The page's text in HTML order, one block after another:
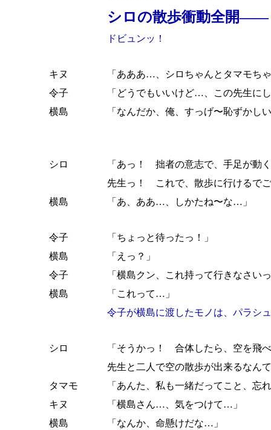
シロの散歩衝動全開――
ドビュンッ！
キヌ
「あああ…、シロちゃんとタマモち
令子
「どうでもいいけど…、この先生
横島
「なんだか、俺、すっげ〜恥ずかし
シロ
「あっ！ 拙者の意志で、手足が動
先生っ！ これで、散歩に行けるで
横島
「あ、ああ…、しかたね〜な…」
令子
「ちょっと待ったっ！」
横島
「えっ？」
令子
「横島クン、これ持って行きなさい
横島
「これって…」
令子が横島に渡したモノは、パラシ
シロ
「そうかっ！ 合体したら、空を飛
先生と二人で空の散歩が出来るなん
タマモ
「あんた、私も一緒だってこと、忘
キヌ
「横島さん…、気をつけて…」
横島
「なんか、命懸けだな…」